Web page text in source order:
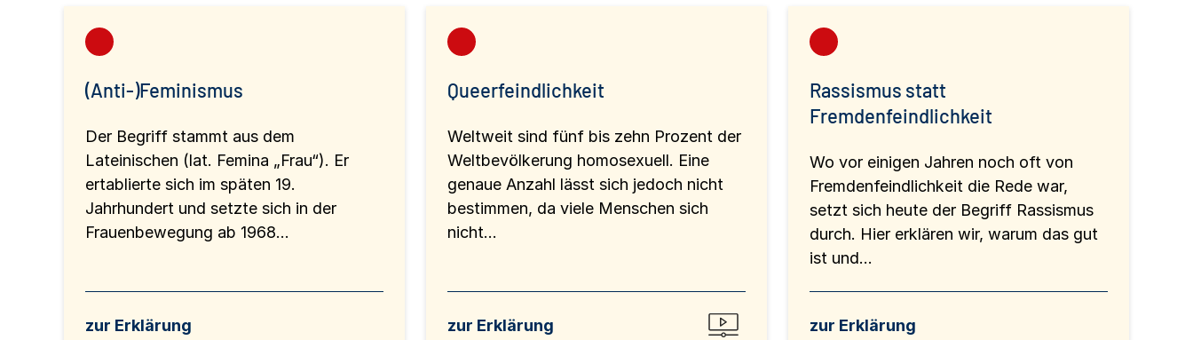
(Anti-)Feminismus
Der Begriff stammt aus dem
Lateinischen (lat. Femina „Frau“). Er
ertablierte sich im späten 19.
Jahrhundert und setzte sich in der
Frauenbewegung ab 1968...
zur Erklärung
Queerfeindlichkeit
Weltweit sind fünf bis zehn Prozent der
Weltbevölkerung homosexuell. Eine
genaue Anzahl lässt sich jedoch nicht
bestimmen, da viele Menschen sich
nicht...
zur Erklärung
Rassismus statt
Fremdenfeindlichkeit
Wo vor einigen Jahren noch oft von
Fremdenfeindlichkeit die Rede war,
setzt sich heute der Begriff Rassismus
durch. Hier erklären wir, warum das gut
ist und...
zur Erklärung